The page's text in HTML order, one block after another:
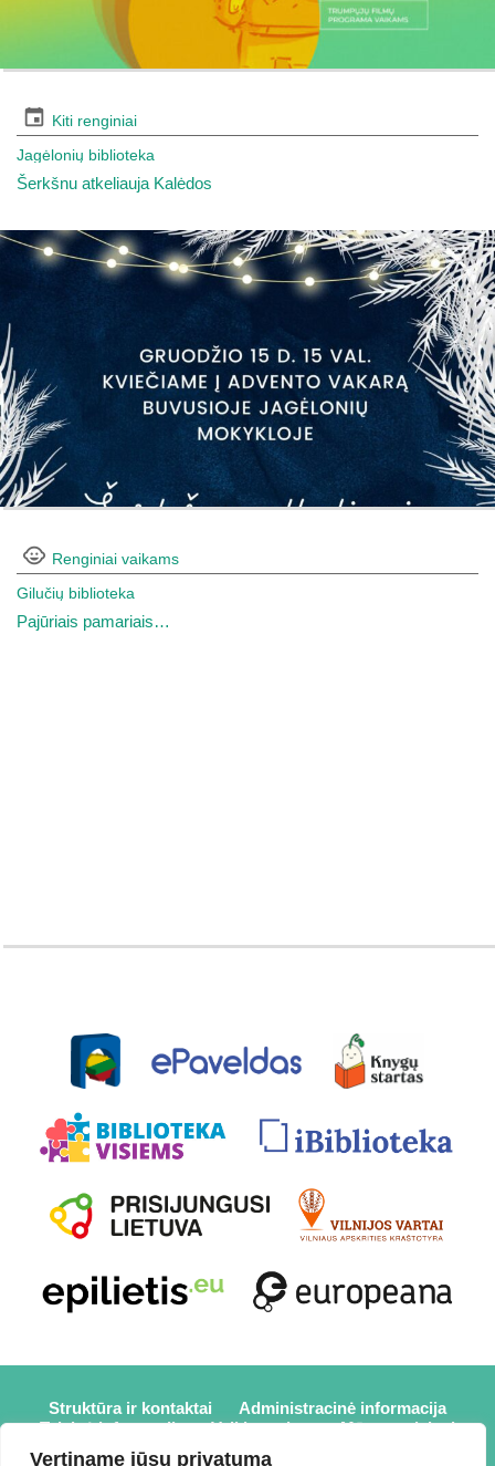
Vertiname jūsų privatumą
Kiti renginiai
Jagėlonių biblioteka
Šerkšnu atkeliauja Kalėdos
Renginiai vaikams
Gilučių biblioteka
Pajūriais pamariais…
Struktūra ir kontaktai
Administracinė informacija
Teisinė informacija
Veiklos sritys
Mūsų projektai
Karjera
Partneriai